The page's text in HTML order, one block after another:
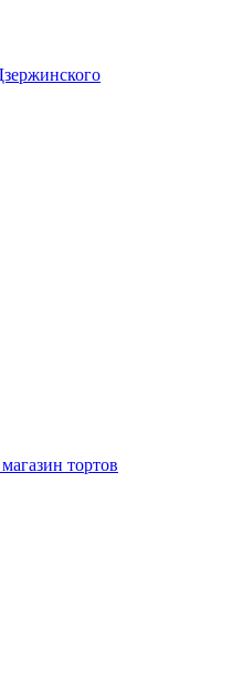
тортов